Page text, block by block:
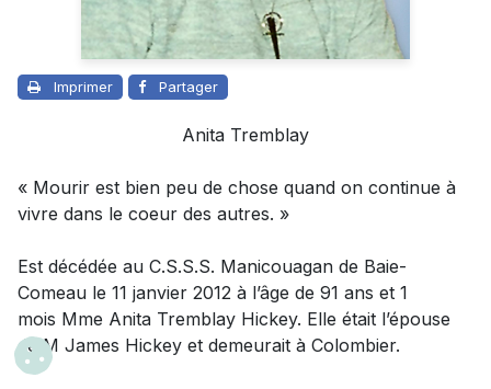
Imprimer Partager
Anita Tremblay
« Mourir est bien peu de chose quand on continue à
vivre dans le coeur des autres. »
Est décédée au C.S.S.S. Manicouagan de Baie-
Comeau le 11 janvier 2012 à l’âge de 91 ans et 1
mois Mme Anita Tremblay Hickey. Elle était l’épouse
de M James Hickey et demeurait à Colombier.